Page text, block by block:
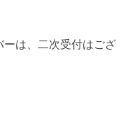
は、二次受付はござ